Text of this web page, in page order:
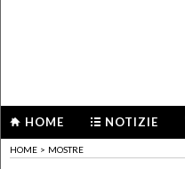
HOME NOTIZIE
HOME > MOSTRE